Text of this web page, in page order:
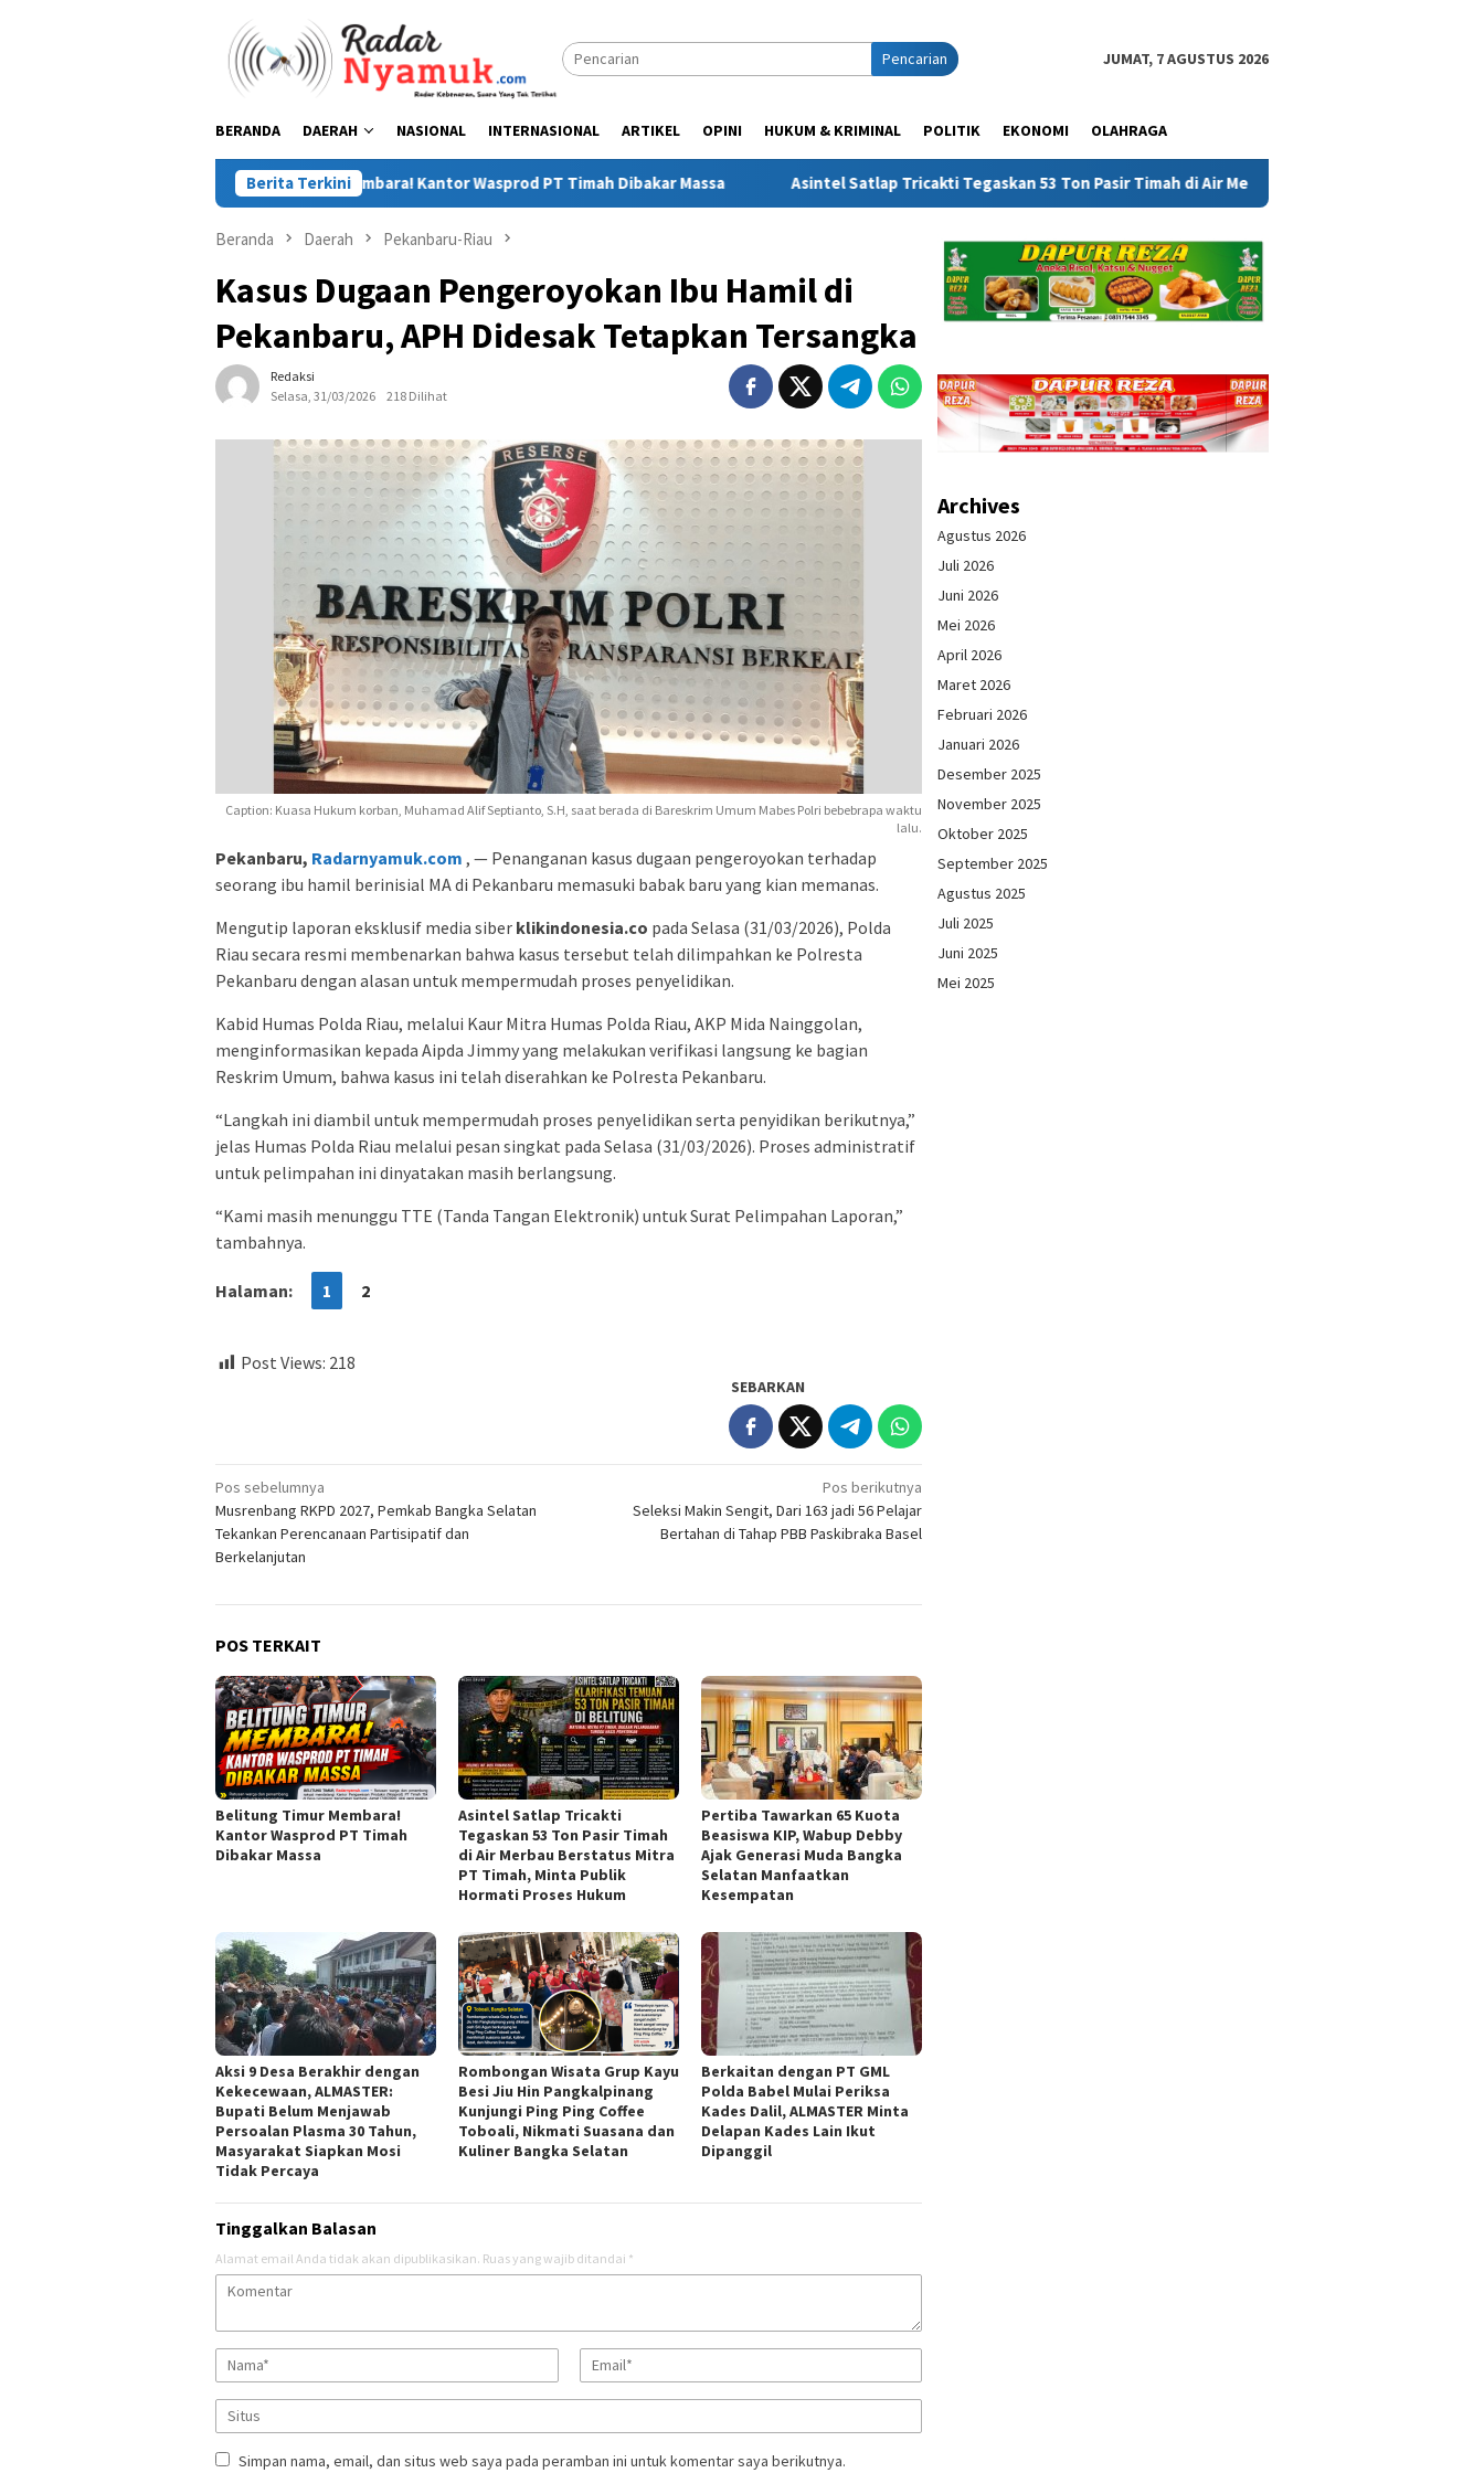
Pencarian JUMAT, 7 AGUSTUS 2026
BERANDA DAERAH NASIONAL INTERNASIONAL ARTIKEL OPINI HUKUM & KRIMINAL POLITIK EKONOMI OLAHRAGA
Berita Terkini
Belitung Timur Membara! Kantor Wasprod PT Timah Dibakar Massa Asintel Satlap Tricakti Tegaskan 53 Ton Pasir Timah di Air Merbau Berstatus Mitra PT Timah, Minta Publik
Beranda Daerah Pekanbaru-Riau
Kasus Dugaan Pengeroyokan Ibu Hamil di
Pekanbaru, APH Didesak Tetapkan Tersangka
Redaksi
Selasa, 31/03/2026
218 Dilihat
Caption: Kuasa Hukum korban, Muhamad Alif Septianto, S.H, saat berada di Bareskrim Umum Mabes Polri bebebrapa waktu
lalu.
Pekanbaru, Radarnyamuk.com , — Penanganan kasus dugaan pengeroyokan terhadap
seorang ibu hamil berinisial MA di Pekanbaru memasuki babak baru yang kian memanas.
Mengutip laporan eksklusif media siber klikindonesia.co pada Selasa (31/03/2026), Polda
Riau secara resmi membenarkan bahwa kasus tersebut telah dilimpahkan ke Polresta
Pekanbaru dengan alasan untuk mempermudah proses penyelidikan.
Kabid Humas Polda Riau, melalui Kaur Mitra Humas Polda Riau, AKP Mida Nainggolan,
menginformasikan kepada Aipda Jimmy yang melakukan verifikasi langsung ke bagian
Reskrim Umum, bahwa kasus ini telah diserahkan ke Polresta Pekanbaru.
“Langkah ini diambil untuk mempermudah proses penyelidikan serta penyidikan berikutnya,”
jelas Humas Polda Riau melalui pesan singkat pada Selasa (31/03/2026). Proses administratif
untuk pelimpahan ini dinyatakan masih berlangsung.
“Kami masih menunggu TTE (Tanda Tangan Elektronik) untuk Surat Pelimpahan Laporan,”
tambahnya.
Halaman: 1 2
Post Views: 218
SEBARKAN
Navigasi
pos
Pos sebelumnya
Musrenbang RKPD 2027, Pemkab Bangka Selatan
Tekankan Perencanaan Partisipatif dan
Berkelanjutan
Pos berikutnya
Seleksi Makin Sengit, Dari 163 jadi 56 Pelajar
Bertahan di Tahap PBB Paskibraka Basel
POS TERKAIT
Belitung Timur Membara!
Kantor Wasprod PT Timah
Dibakar Massa
Asintel Satlap Tricakti
Tegaskan 53 Ton Pasir Timah
di Air Merbau Berstatus Mitra
PT Timah, Minta Publik
Hormati Proses Hukum
Pertiba Tawarkan 65 Kuota
Beasiswa KIP, Wabup Debby
Ajak Generasi Muda Bangka
Selatan Manfaatkan
Kesempatan
Aksi 9 Desa Berakhir dengan
Kekecewaan, ALMASTER:
Bupati Belum Menjawab
Persoalan Plasma 30 Tahun,
Masyarakat Siapkan Mosi
Tidak Percaya
Rombongan Wisata Grup Kayu
Besi Jiu Hin Pangkalpinang
Kunjungi Ping Ping Coffee
Toboali, Nikmati Suasana dan
Kuliner Bangka Selatan
Berkaitan dengan PT GML
Polda Babel Mulai Periksa
Kades Dalil, ALMASTER Minta
Delapan Kades Lain Ikut
Dipanggil
Tinggalkan Balasan
Alamat email Anda tidak akan dipublikasikan. Ruas yang wajib ditandai *
Simpan nama, email, dan situs web saya pada peramban ini untuk komentar saya berikutnya.
Archives
Agustus 2026
Juli 2026
Juni 2026
Mei 2026
April 2026
Maret 2026
Februari 2026
Januari 2026
Desember 2025
November 2025
Oktober 2025
September 2025
Agustus 2025
Juli 2025
Juni 2025
Mei 2025